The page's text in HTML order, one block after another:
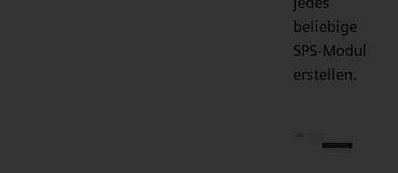
beliebige
SPS-Modul
erstellen.